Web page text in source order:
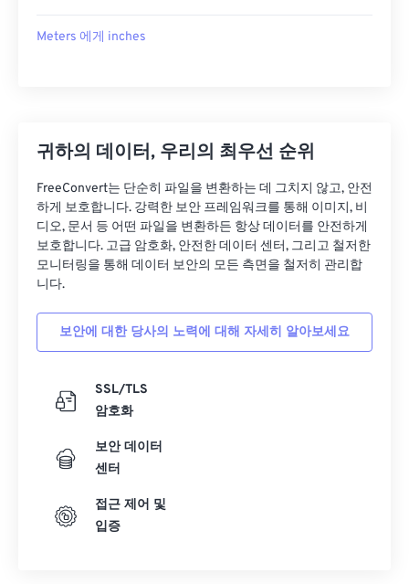
Meters 에게 inches
귀하의 데이터, 우리의 최우선 순위
FreeConvert는 단순히 파일을 변환하는 데 그치지 않고, 안전
하게 보호합니다. 강력한 보안 프레임워크를 통해 이미지, 비
디오, 문서 등 어떤 파일을 변환하든 항상 데이터를 안전하게
보호합니다. 고급 암호화, 안전한 데이터 센터, 그리고 철저한
모니터링을 통해 데이터 보안의 모든 측면을 철저히 관리합
니다.
보안에 대한 당사의 노력에 대해 자세히 알아보세요
SSL/TLS
암호화
보안 데이터
센터
접근 제어 및
입증